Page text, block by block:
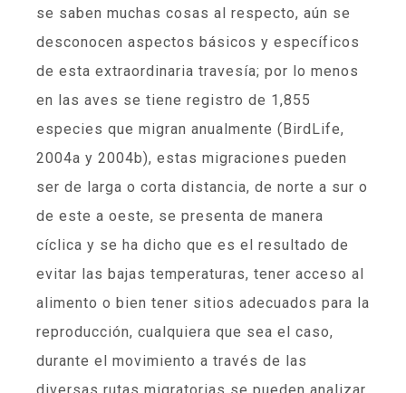
se saben muchas cosas al respecto, aún se
desconocen aspectos básicos y específicos
de esta extraordinaria travesía; por lo menos
en las aves se tiene registro de 1,855
especies que migran anualmente (BirdLife,
2004a y 2004b), estas migraciones pueden
ser de larga o corta distancia, de norte a sur o
de este a oeste, se presenta de manera
cíclica y se ha dicho que es el resultado de
evitar las bajas temperaturas, tener acceso al
alimento o bien tener sitios adecuados para la
reproducción, cualquiera que sea el caso,
durante el movimiento a través de las
diversas rutas migratorias se pueden analizar